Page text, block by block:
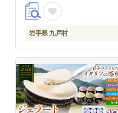
料無料 大きい 不揃い
シイタケ 山盛り 干し椎
茸 肉厚 出汁 煮物 鍋 茶
--
岩手県 九戸村